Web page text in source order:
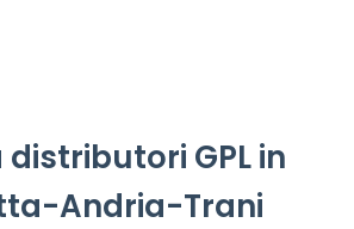
GPL in
Andria-Trani